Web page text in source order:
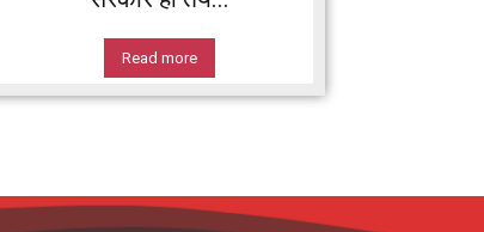
Read more